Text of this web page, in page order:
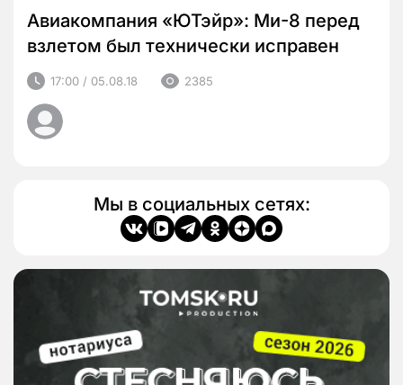
Авиакомпания «ЮТэйр»: Ми-8 перед
взлетом был технически исправен
17:00 / 05.08.18 2385
Мы в социальных сетях: